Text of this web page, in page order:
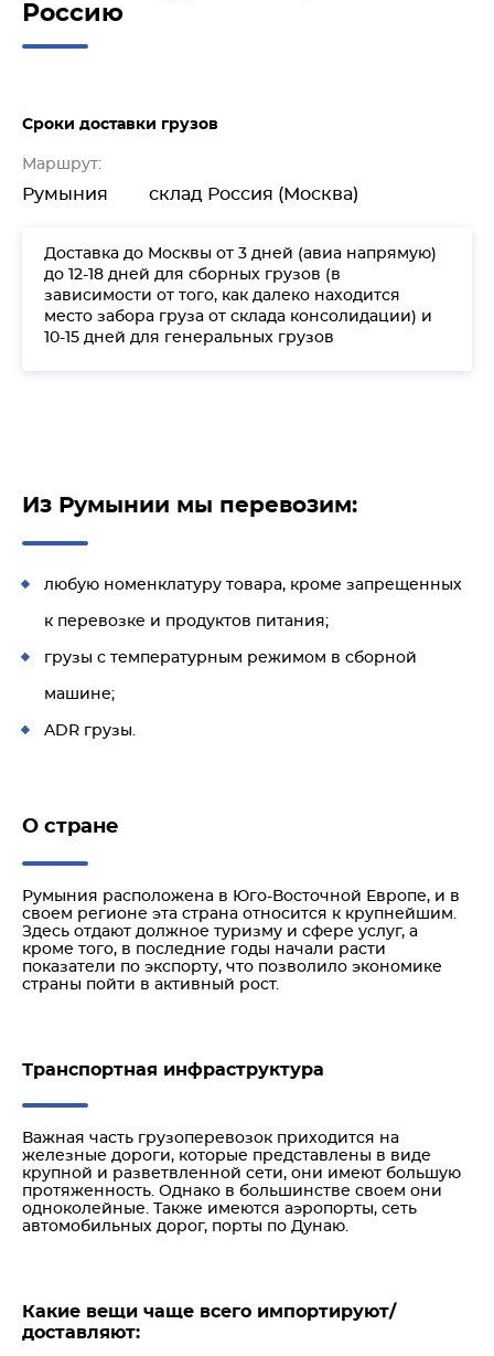
Россию
Сроки доставки грузов
Маршрут:
Румыния склад Россия (Москва)
Доставка до Москвы от 3 дней (авиа напрямую)
до 12-18 дней для сборных грузов (в
зависимости от того, как далеко находится
место забора груза от склада консолидации) и
10-15 дней для генеральных грузов
Из Румынии мы перевозим:
любую номенклатуру товара, кроме запрещенных
к перевозке и продуктов питания;
грузы с температурным режимом в сборной
машине;
ADR грузы.
О стране
Румыния расположена в Юго-Восточной Европе, и в
своем регионе эта страна относится к крупнейшим.
Здесь отдают должное туризму и сфере услуг, а
кроме того, в последние годы начали расти
показатели по экспорту, что позволило экономике
страны пойти в активный рост.
Транспортная инфраструктура
Важная часть грузоперевозок приходится на
железные дороги, которые представлены в виде
крупной и разветвленной сети, они имеют большую
протяженность. Однако в большинстве своем они
одноколейные. Также имеются аэропорты, сеть
автомобильных дорог, порты по Дунаю.
Какие вещи чаще всего импортируют/
доставляют: